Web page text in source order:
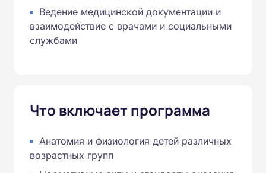
Ведение медицинской документации и
взаимодействие с врачами и социальными
службами
Что включает программа
Анатомия и физиология детей различных
возрастных групп